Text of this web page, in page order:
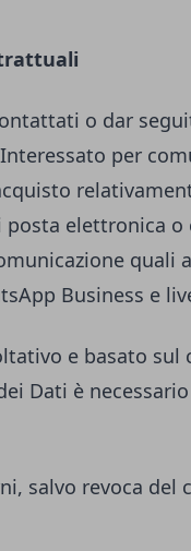
o dar
per
elettronica o
quali
Business e
e basato sul
Dati è
salvo revoca del